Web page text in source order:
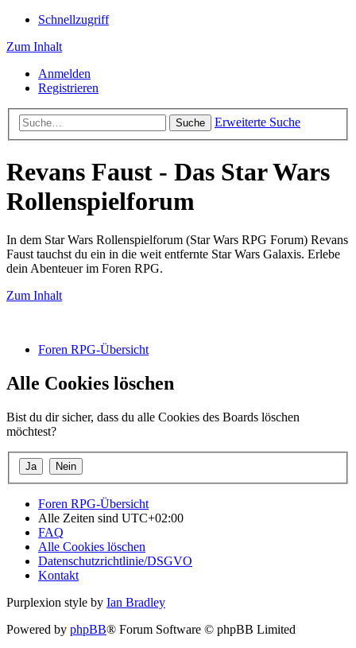
Schnellzugriff
Zum Inhalt
Anmelden
Registrieren
Suche Erweiterte Suche
Revans Faust - Das Star Wars
Rollenspielforum
In dem Star Wars Rollenspielforum (Star Wars RPG Forum) Revans
Faust tauchst du ein in die weit entfernte Star Wars Galaxis. Erlebe
dein Abenteuer im Foren RPG.
Zum Inhalt
Foren RPG-Übersicht
Alle Cookies löschen
Bist du dir sicher, dass du alle Cookies des Boards löschen
möchtest?
Foren RPG-Übersicht
Alle Zeiten sind UTC+02:00
FAQ
Alle Cookies löschen
Datenschutzrichtlinie/DSGVO
Kontakt
Purplexion style by Ian Bradley
Powered by phpBB® Forum Software © phpBB Limited